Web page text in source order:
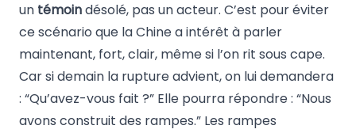
un témoindésolé, pas un acteur. C’est pour éviter
ce scénario que la Chine a intérêt à parler
maintenant, fort, clair, même si l’on rit sous cape.
Car si demain la rupture advient, on lui demandera
: “Qu’avez-vous fait ?” Elle pourra répondre : “Nous
avons construit des rampes.” Les rampes